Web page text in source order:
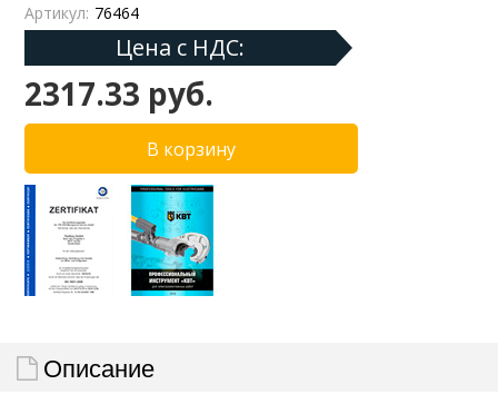
Артикул: 76464
Цена с НДС:
2317.33 руб.
Описание